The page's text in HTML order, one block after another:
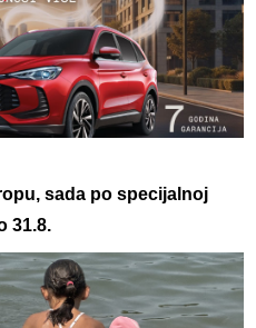
sada po specijalnoj
31.8.